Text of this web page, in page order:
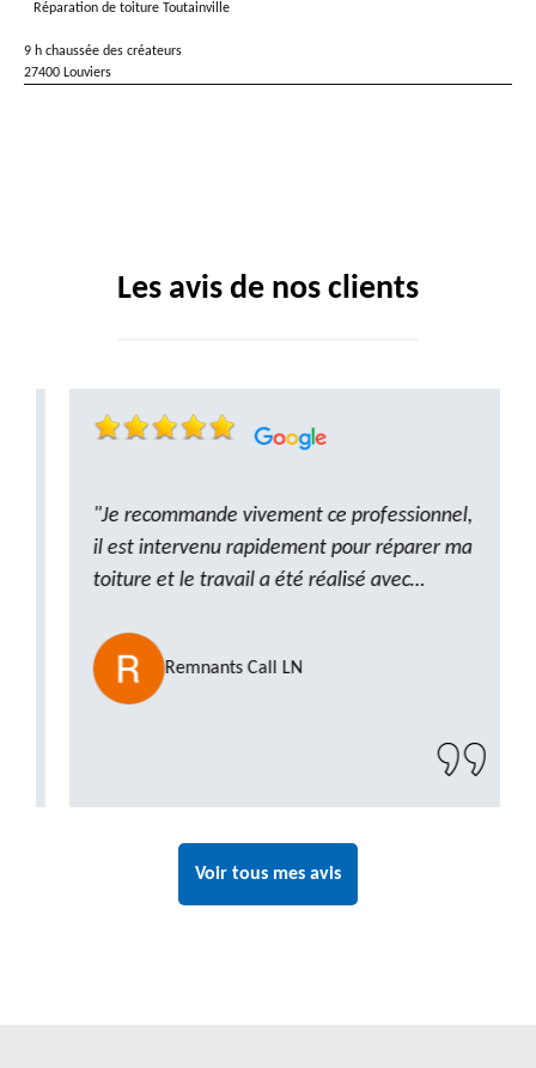
Réparation de toiture Toutainville
9 h chaussée des créateurs
27400 Louviers
Les avis de nos clients
"Je recommande vivement ce professionnel,
il est intervenu rapidement pour réparer ma
toiture et le travail a été réalisé avec
ponctuel et à l’écoute, le résultat est
impeccable et le chantier a été laissé propre.
Un artisan de confiance que je n’hésiterai pas
Remnants Call LN
Voir tous mes avis